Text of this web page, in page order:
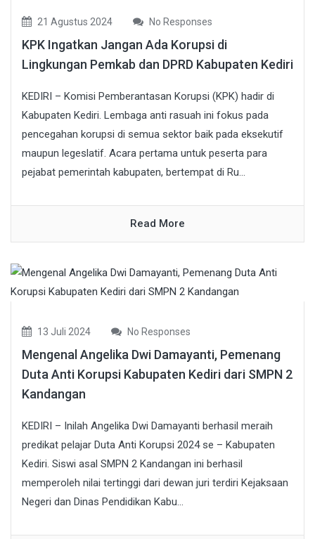
21 Agustus 2024 No Responses
KPK Ingatkan Jangan Ada Korupsi di
Lingkungan Pemkab dan DPRD Kabupaten Kediri
KEDIRI – Komisi Pemberantasan Korupsi (KPK) hadir di
Kabupaten Kediri. Lembaga anti rasuah ini fokus pada
pencegahan korupsi di semua sektor baik pada eksekutif
maupun legeslatif. Acara pertama untuk peserta para
pejabat pemerintah kabupaten, bertempat di Ru...
Read More
13 Juli 2024 No Responses
Mengenal Angelika Dwi Damayanti, Pemenang
Duta Anti Korupsi Kabupaten Kediri dari SMPN 2
Kandangan
KEDIRI – Inilah Angelika Dwi Damayanti berhasil meraih
predikat pelajar Duta Anti Korupsi 2024 se – Kabupaten
Kediri. Siswi asal SMPN 2 Kandangan ini berhasil
memperoleh nilai tertinggi dari dewan juri terdiri Kejaksaan
Negeri dan Dinas Pendidikan Kabu...